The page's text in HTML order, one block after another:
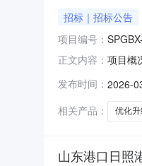
招标｜招标公告
项目编号：
正文内容： 项目概
咽喉区
组道岔
发布时间： 2026-
相关产品：
优化
山东港口日照